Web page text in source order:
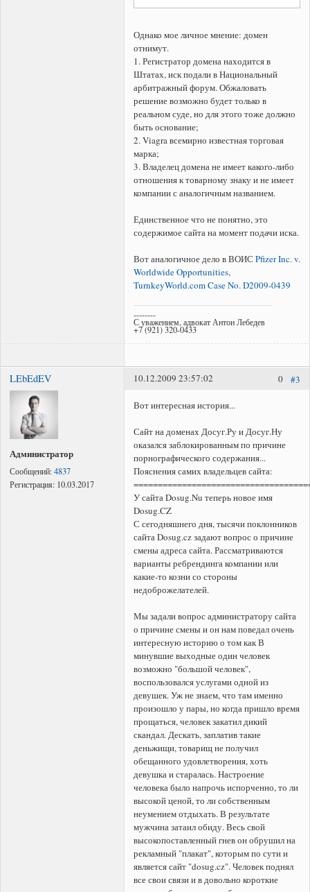
Однако мое личное мнение: домен
отнимут.
1. Регистратор домена находится в
Штатах, иск подали в Национальный
арбитражный форум. Обжаловать
решение возможно будет только в
реальном суде, но для этого тоже должно
быть основание;
2. Viagra всемирно известная торговая
марка;
3. Владелец домена не имеет какого-либо
отношения к товарному знаку и не имеет
компании с аналогичным названием.
Единственное что не понятно, это
содержимое сайта на момент подачи иска.
Вот аналогичное дело в ВОИС Pfizer Inc. v.
Worldwide Opportunities,
TurnkeyWorld.com Case No. D2009-0439
--------
С уважением, адвокат Антон Лебедев
+7 (921) 320-0433
LEbEdEV
Администратор
Сообщений:4837
Регистрация: 10.03.2017
#3
0
10.12.2009 23:57:02
Вот интересная история...
Сайт на доменах Досуг.Ру и Досуг.Ну
оказался заблокированным по причине
поpнографического содержания...
Пояснения самих владельцев сайта:
У сайта Dosug.Nu теперь новое имя
Dosug.CZ
С сегодняшнего дня, тысячи поклонников
сайта Dosug.cz задают вопрос о причине
смены адреса сайта. Рассматриваются
варианты ребрендинга компании или
какие-то козни со стороны
недоброжелателей.
Мы задали вопрос администратору сайта
о причине смены и он нам поведал очень
интересную историю о том как В
минувшие выходные один человек
возможно "большой человек",
воспользовался услугами одной из
девушек. Уж не знаем, что там именно
произошло у пары, но когда пришло время
прощаться, человек закатил дикий
скандал. Дескать, заплатив такие
деньжищи, товарищ не получил
обещанного удовлетворения, хоть
девушка и старалась. Настроение
человека было напрочь испорченно, то ли
высокой ценой, то ли собственным
неумением отдыхать. В результате
мужчина затаил обиду. Весь свой
высокопоставленный гнев он обрушил на
рекламный "плакат", которым по сути и
является сайт "dosug.cz". Человек поднял
все свои связи и в довольно короткие